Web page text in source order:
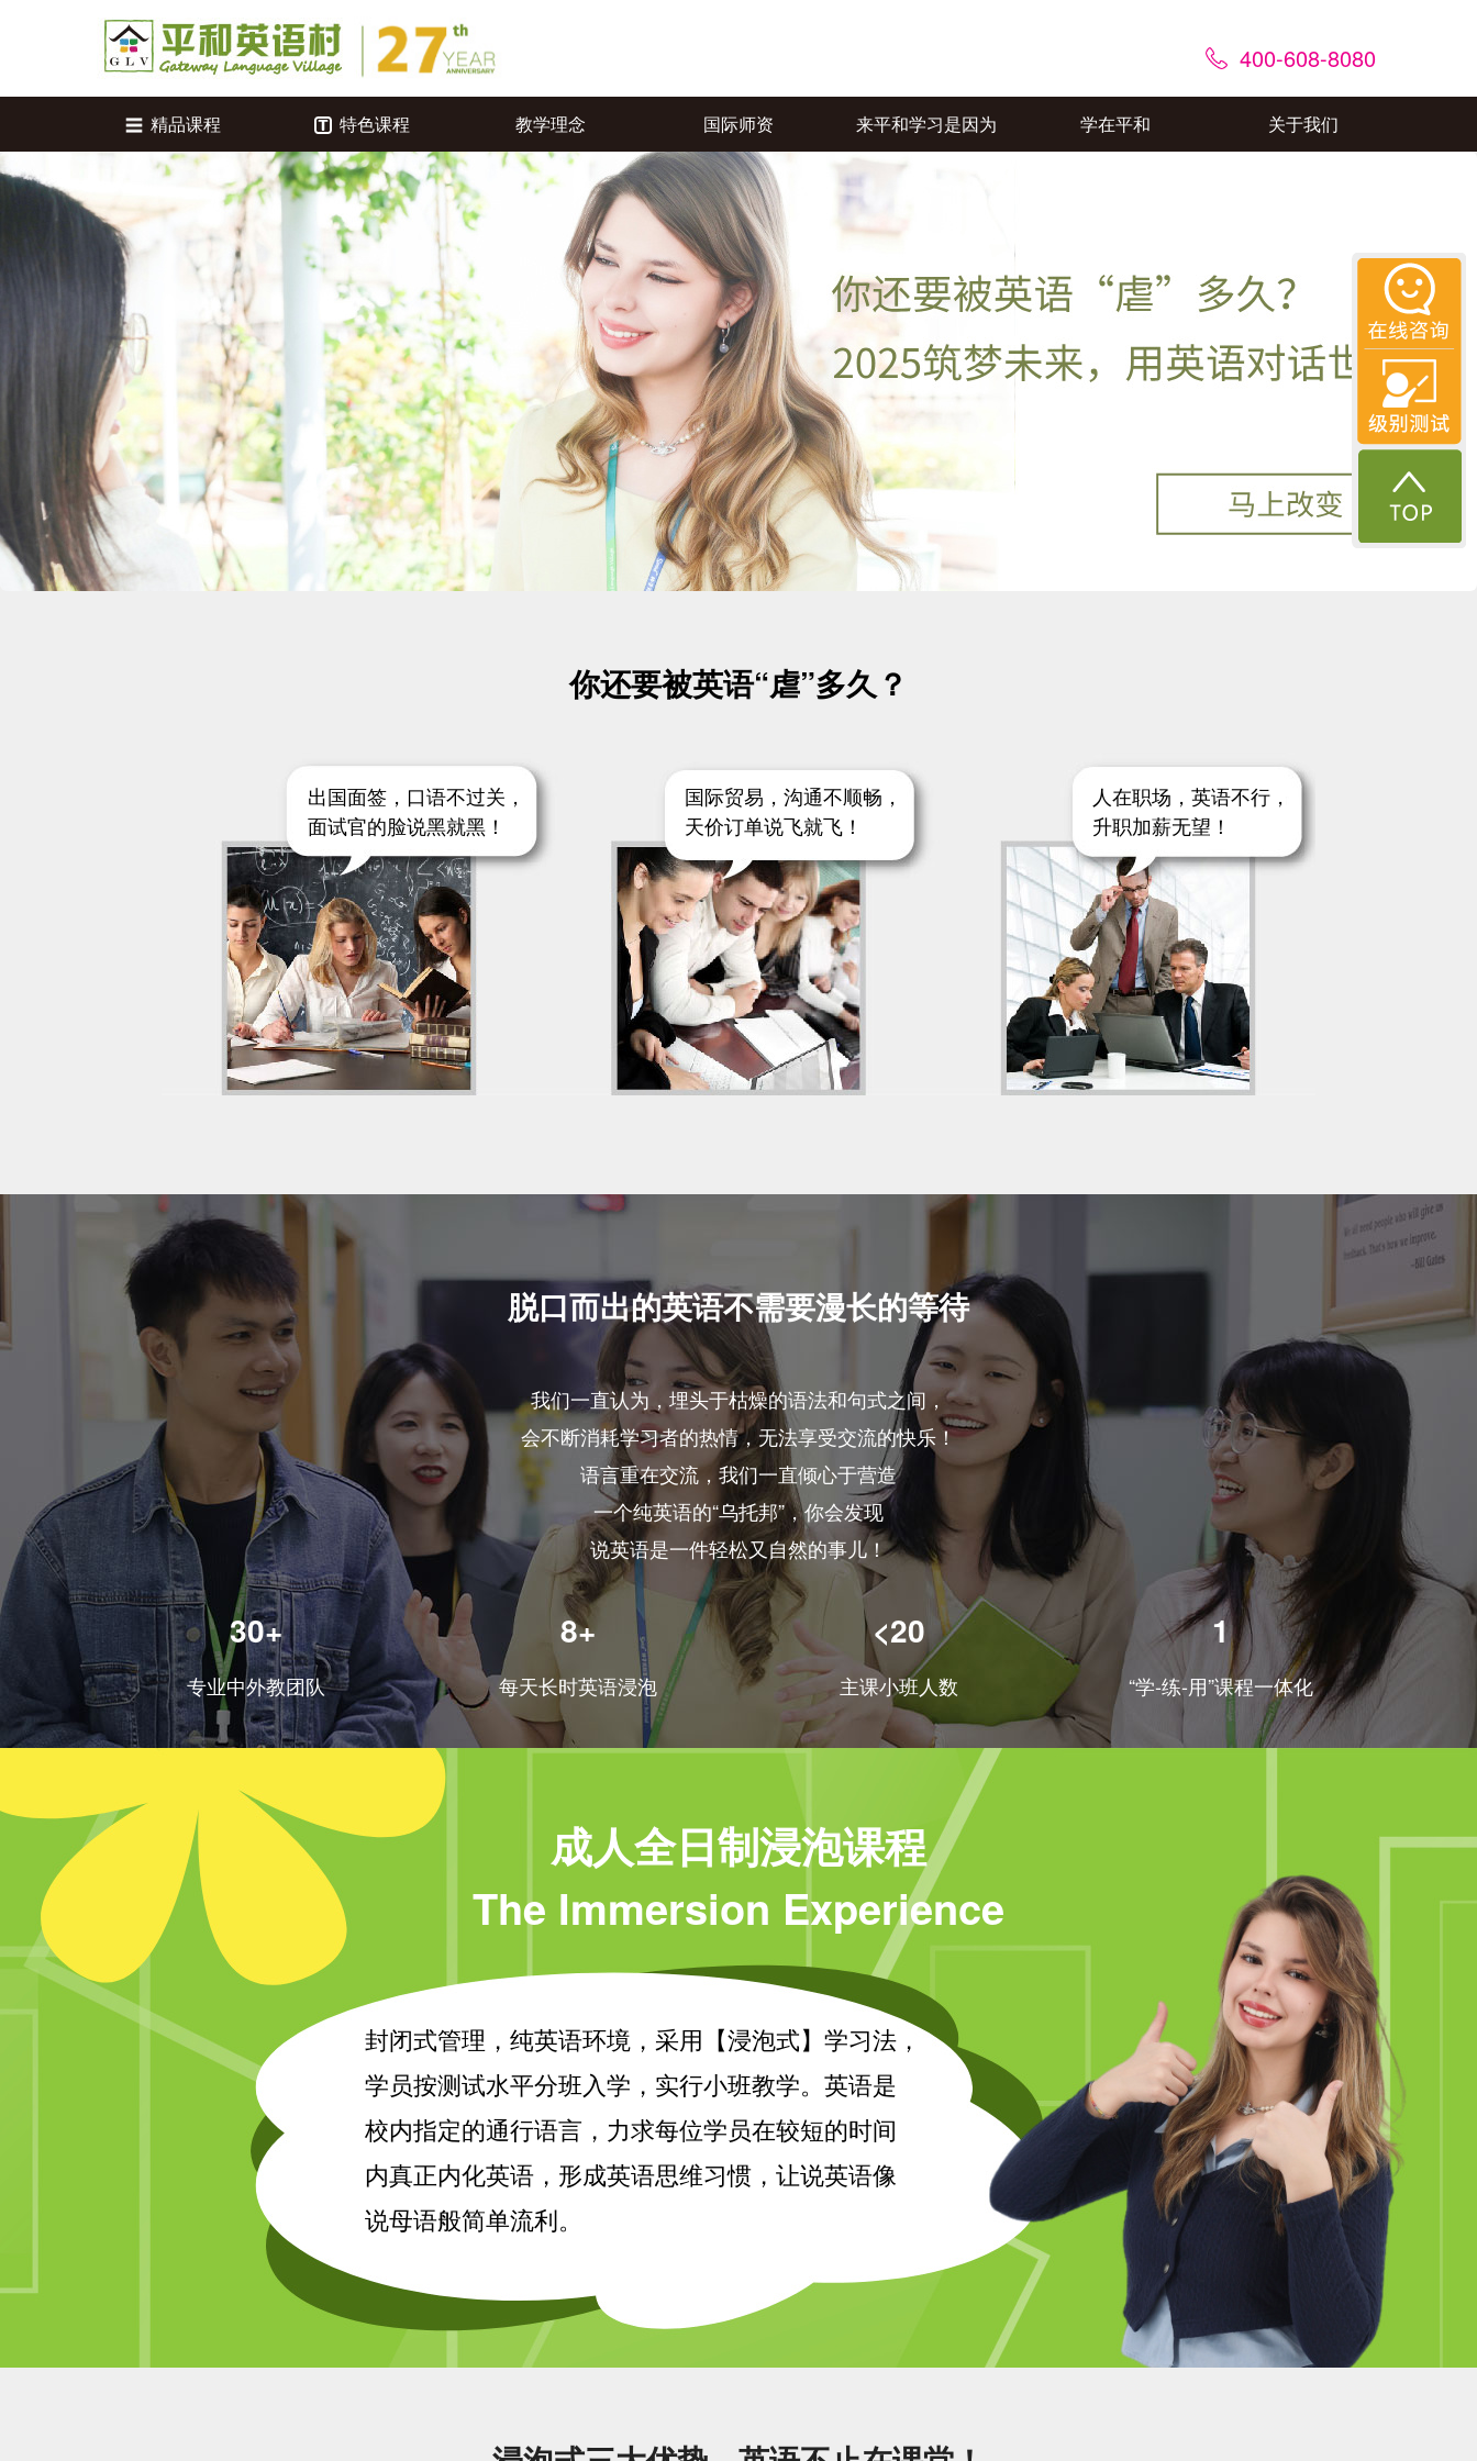
400-608-8080
精品课程 特色课程 教学理念 国际师资 来平和学习是因为 学在平和 关于我们
你还要被英语“虐”多久？
出国面签，口语不过关，
面试官的脸说黑就黑！
国际贸易，沟通不顺畅，
天价订单说飞就飞！
人在职场，英语不行，
升职加薪无望！
脱口而出的英语不需要漫长的等待
我们一直认为，埋头于枯燥的语法和句式之间，
会不断消耗学习者的热情，无法享受交流的快乐！
语言重在交流，我们一直倾心于营造
一个纯英语的“乌托邦”，你会发现
说英语是一件轻松又自然的事儿！
30+
专业中外教团队
8+
每天长时英语浸泡
<20
主课小班人数
1
“学-练-用”课程一体化
成人全日制浸泡课程
The Immersion Experience
封闭式管理，纯英语环境，采用【浸泡式】学习法，
学员按测试水平分班入学，实行小班教学。英语是
校内指定的通行语言，力求每位学员在较短的时间
内真正内化英语，形成英语思维习惯，让说英语像
说母语般简单流利。